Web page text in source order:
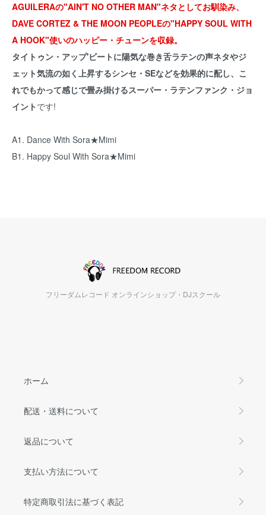
AGUILERAの"AIN'T NO OTHER MAN"ネタとしてお馴染み、
DAVE CORTEZ & THE MOON PEOPLEの"HAPPY SOUL WITH
A HOOK"使いのハッピー・チューンを収録。
タイトゥン・アップ'ビートに陽気な巻き舌ラテンの声ネタやジ
ェット気流の如く上昇するシンセ・SEなどを効果的に配し、こ
れでもかって感じで畳み掛けるスーパー・ラテンファンク・ジョ
イント です!
A1. Dance With Sora★Mimi
B1. Happy Soul With Sora★Mimi
フリーダムレコード オンラインショップ・DJスクール
ホーム
配送・送料について
返品について
支払い方法について
特定商取引法に基づく表記